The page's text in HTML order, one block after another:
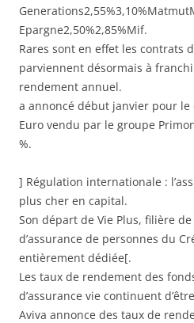
Epargne2,50%2,85%Mif.
Rares sont en effet les contrats
parviennent désormais à
rendement annuel.
a annoncé début janvier pour le
Euro vendu par le groupe
%.
] Régulation internationale :
plus cher en capital.
Son départ de Vie Plus, filière
d’assurance de personnes du
entièrement dédiée[.
Les taux de rendement des
d’assurance vie continuent
Aviva annonce des taux de